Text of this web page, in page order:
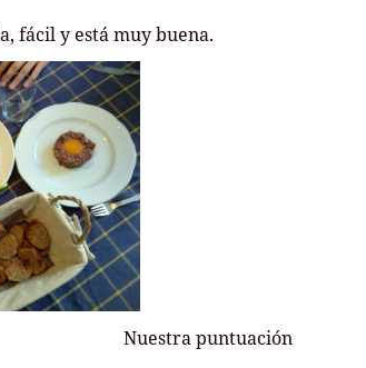
fácil y está muy buena.
Nuestra puntuación